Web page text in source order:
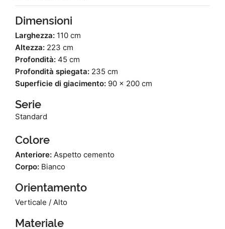
Dimensioni
Larghezza: 110 cm
Altezza: 223 cm
Profondità: 45 cm
Profondità spiegata: 235 cm
Superficie di giacimento: 90 x 200 cm
Serie
Standard
Colore
Anteriore: Aspetto cemento
Corpo: Bianco
Orientamento
Verticale / Alto
Materiale